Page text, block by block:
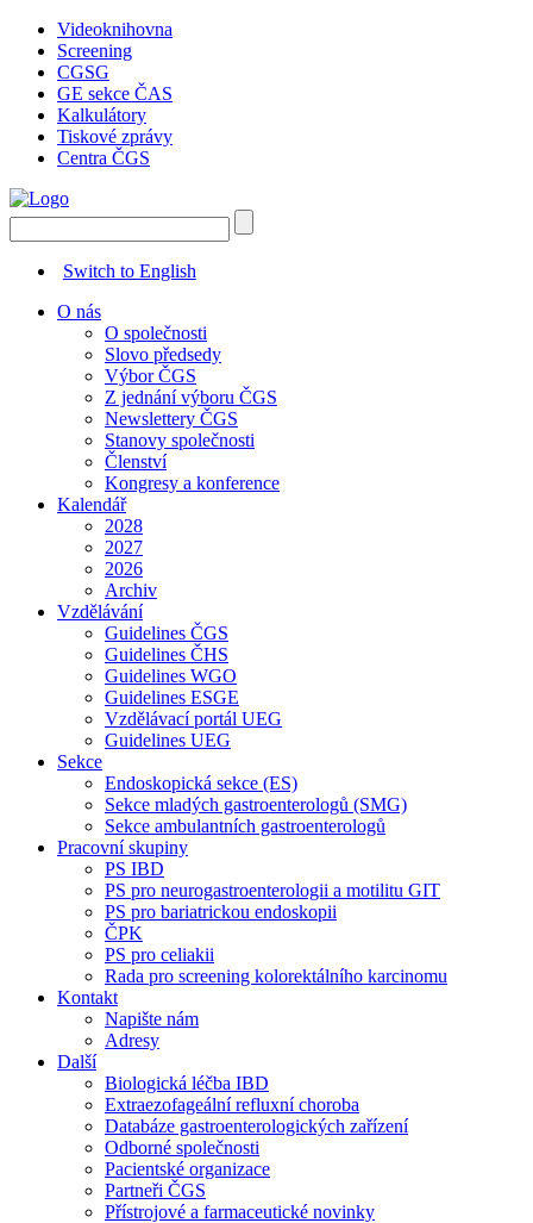
Videoknihovna
Screening
CGSG
GE sekce ČAS
Kalkulátory
Tiskové zprávy
Centra ČGS
Switch to English
O nás
O společnosti
Slovo předsedy
Výbor ČGS
Z jednání výboru ČGS
Newslettery ČGS
Stanovy společnosti
Členství
Kongresy a konference
Kalendář
2028
2027
2026
Archiv
Vzdělávání
Guidelines ČGS
Guidelines ČHS
Guidelines WGO
Guidelines ESGE
Vzdělávací portál UEG
Guidelines UEG
Sekce
Endoskopická sekce (ES)
Sekce mladých gastroenterologů (SMG)
Sekce ambulantních gastroenterologů
Pracovní skupiny
PS IBD
PS pro neurogastroenterologii a motilitu GIT
PS pro bariatrickou endoskopii
ČPK
PS pro celiakii
Rada pro screening kolorektálního karcinomu
Kontakt
Napište nám
Adresy
Další
Biologická léčba IBD
Extraezofageální refluxní choroba
Databáze gastroenterologických zařízení
Odborné společnosti
Pacientské organizace
Partneři ČGS
Přístrojové a farmaceutické novinky